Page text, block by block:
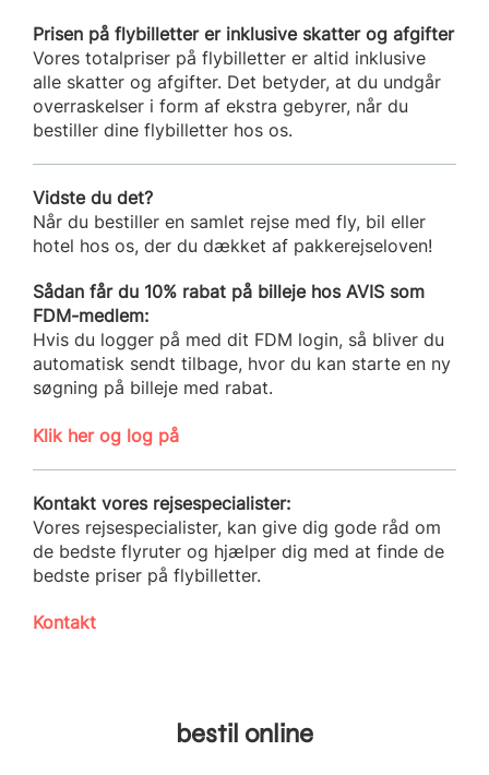
Prisen på flybilletter er inklusive skatter og afgifter
Vores totalpriser på flybilletter er altid inklusive
alle skatter og afgifter. Det betyder, at du undgår
overraskelser i form af ekstra gebyrer, når du
bestiller dine flybilletter hos os.
Vidste du det?
Når du bestiller en samlet rejse med fly, bil eller
hotel hos os, der du dækket af pakkerejseloven!
Sådan får du 10% rabat på billeje hos AVIS som
FDM-medlem:
Hvis du logger på med dit FDM login, så bliver du
automatisk sendt tilbage, hvor du kan starte en ny
søgning på billeje med rabat.
Klik her og log på
Kontakt vores rejsespecialister:
Vores rejsespecialister, kan give dig gode råd om
de bedste flyruter og hjælper dig med at finde de
bedste priser på flybilletter.
Kontakt
bestil online